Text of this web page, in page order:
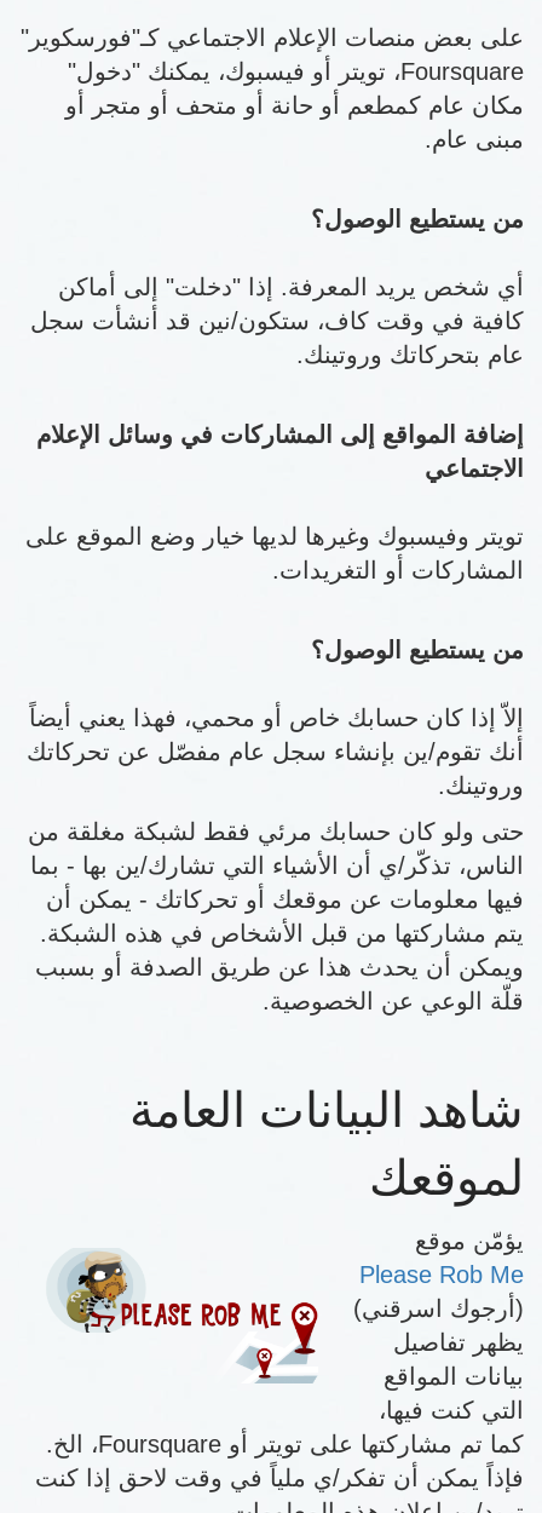
على بعض منصات الإعلام الاجتماعي كـ"فورسكوير"
Foursquare، تويتر أو فيسبوك، يمكنك "دخول"
مكان عام كمطعم أو حانة أو متحف أو متجر أو
مبنى عام.
من يستطيع الوصول؟
أي شخص يريد المعرفة. إذا "دخلت" إلى أماكن
كافية في وقت كاف، ستكون/نين قد أنشأت سجل
عام بتحركاتك وروتينك.
إضافة المواقع إلى المشاركات في وسائل الإعلام
الاجتماعي
تويتر وفيسبوك وغيرها لديها خيار وضع الموقع على
المشاركات أو التغريدات.
من يستطيع الوصول؟
إلاّ إذا كان حسابك خاص أو محمي، فهذا يعني أيضاً
أنك تقوم/ين بإنشاء سجل عام مفصّل عن تحركاتك
وروتينك.
حتى ولو كان حسابك مرئي فقط لشبكة مغلقة من
الناس، تذكّر/ي أن الأشياء التي تشارك/ين بها - بما
فيها معلومات عن موقعك أو تحركاتك - يمكن أن
يتم مشاركتها من قبل الأشخاص في هذه الشبكة.
ويمكن أن يحدث هذا عن طريق الصدفة أو بسبب
قلّة الوعي عن الخصوصية.
شاهد البيانات العامة
لموقعك
يؤمّن موقع
Please Rob Me
(أرجوك اسرقني)
يظهر تفاصيل
بيانات المواقع
التي كنت فيها،
كما تم مشاركتها على تويتر أو Foursquare، الخ.
فإذاً يمكن أن تفكر/ي ملياً في وقت لاحق إذا كنت